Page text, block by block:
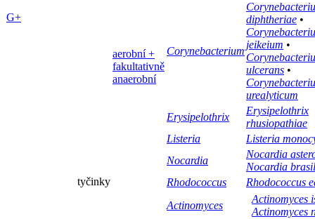
G+
tyčinky
aerobní +
fakultativně
anaerobní
Corynebacterium
diphtheriae •
jeikeium •
ulcerans •
urealyticum
Erysipelothrix
Erysipelothrix
rhusiopathiae
Listeria
Listeria
Nocardia
Nocardia
Nocardia
Rhodococcus
Rhodococcus
Actinomyces
Actinomyces
Actinomyces